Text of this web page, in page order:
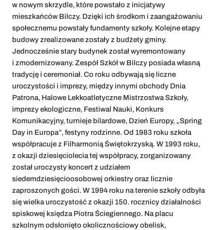
w nowym skrzydle, które powstało z inicjatywy
mieszkańców Bilczy. Dzięki ich środkom i zaangażowaniu
społecznemu powstały fundamenty szkoły. Kolejne etapy
budowy zrealizowane zostały z budżety gminy.
Jednocześnie stary budynek został wyremontowany
i zmodernizowany. Zespół Szkół w Bilczy posiada własną
tradycję i ceremoniał. Co roku odbywają się liczne
uroczystości i imprezy, między innymi obchody Dnia
Patrona, Halowe Lekkoatletyczne Mistrzostwa Szkoły,
imprezy ekologiczne, Festiwal Nauki, Konkurs
Komunikacyjny, turnieje bilardowe, Dzień Europy, „Spring
Day in Europa”, festyny rodzinne. Od 1983 roku szkoła
współpracuje z Filharmonią Świętokrzyską. W 1993 roku,
z okazji dziesięciolecia tej współpracy, zorganizowany
został uroczysty koncert z udziałem
siedemdziesięcioosobowej orkiestry oraz licznie
zaproszonych gości. W 1994 roku na terenie szkoły odbyła
się wielka uroczystość z okazji 150. rocznicy działalności
spiskowej księdza Piotra Ściegiennego. Na placu
szkolnym odsłonięto okolicznościowy obelisk,